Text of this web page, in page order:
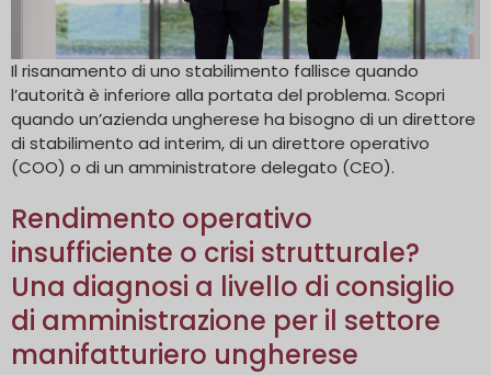
Il risanamento di uno stabilimento fallisce quando
l’autorità è inferiore alla portata del problema. Scopri
quando un’azienda ungherese ha bisogno di un direttore
di stabilimento ad interim, di un direttore operativo
(COO) o di un amministratore delegato (CEO).
Rendimento operativo
insufficiente o crisi strutturale?
Una diagnosi a livello di consiglio
di amministrazione per il settore
manifatturiero ungherese